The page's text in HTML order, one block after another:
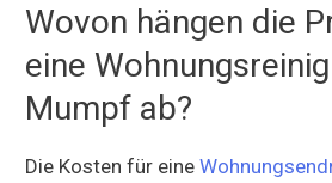
Wovon hängen die
eine
Mumpf ab?
Die Kosten für eine